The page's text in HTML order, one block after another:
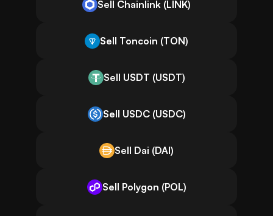
Sell Chainlink (LINK)
Sell Toncoin (TON)
Sell USDT (USDT)
Sell USDC (USDC)
Sell Dai (DAI)
Sell Polygon (POL)